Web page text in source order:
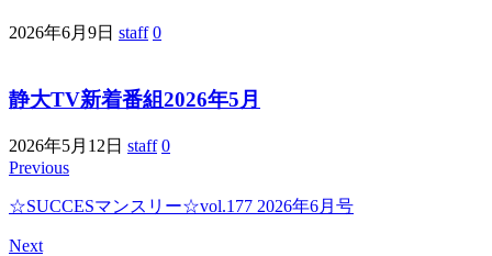
2026年6月9日 staff 0
静大TV新着番組2026年5月
2026年5月12日 staff 0
Previous
☆SUCCESマンスリー☆vol.177 2026年6月号
Next